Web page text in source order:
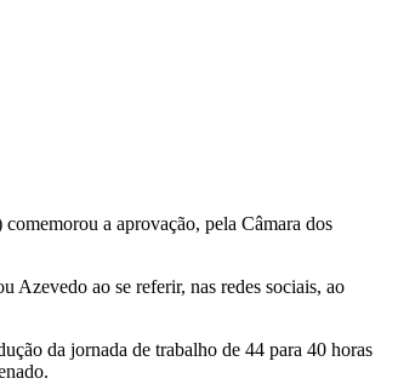
a aprovação, pela Câmara dos
Azevedo ao se referir, nas redes sociais, ao
da jornada de trabalho de 44 para 40 horas